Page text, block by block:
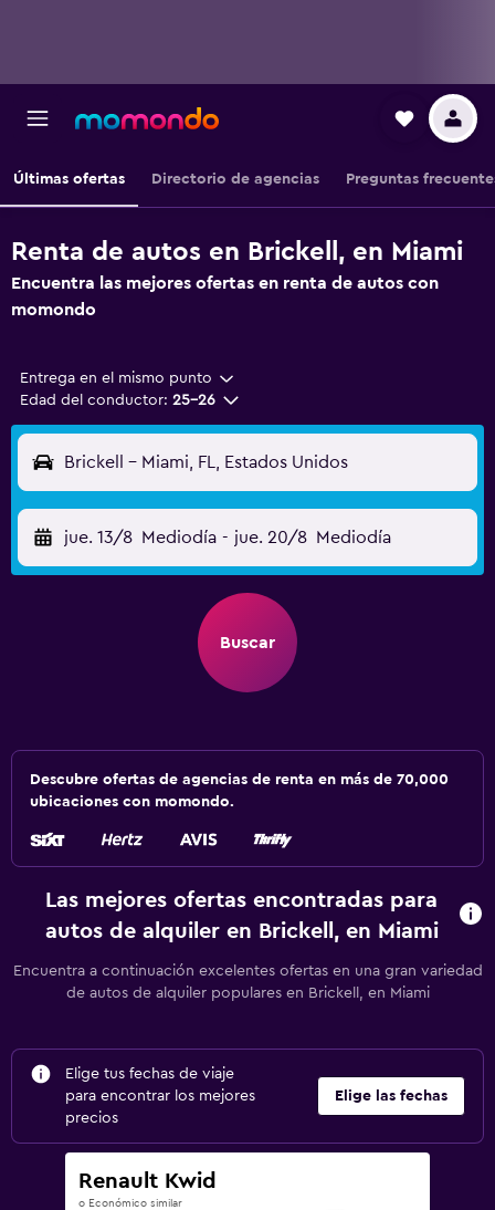
Últimas ofertas Directorio de agencias Preguntas
Renta de autos en Brickell, en Miami
Encuentra las mejores ofertas en renta de autos con
momondo
Entrega en el mismo punto
Edad del conductor: 25-26
Brickell - Miami, FL, Estados Unidos
jue. 13/8 Mediodía - jue. 20/8 Mediodía
Buscar
Descubre ofertas de agencias de renta en más de 70,000
ubicaciones con momondo.
Las mejores ofertas encontradas para
autos de alquiler en Brickell, en Miami
Encuentra a continuación excelentes ofertas en una gran variedad
de autos de alquiler populares en Brickell, en Miami
Elige tus fechas de viaje
para encontrar los mejores
precios
Elige las fechas
Renault Kwid
o Económico similar